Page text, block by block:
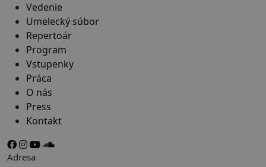
Vedenie
Umelecký súbor
Repertoár
Program
Vstupenky
Práca
O nás
Press
Kontakt
Adresa